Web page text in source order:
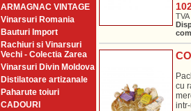
ARMAGNAC VINTAGE
Vinarsuri Romania
Bauturi Import
Rachiuri si Vinarsuri
Vechi - Colectia Zarea
Vinarsuri Divin Moldova
Distilatoare artizanale
Paharute toiuri
CADOURI
TVA
cu